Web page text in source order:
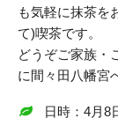
も気軽に抹茶を
て)喫茶です。
どうぞご家族・
に間々田八幡宮
日時：4月8